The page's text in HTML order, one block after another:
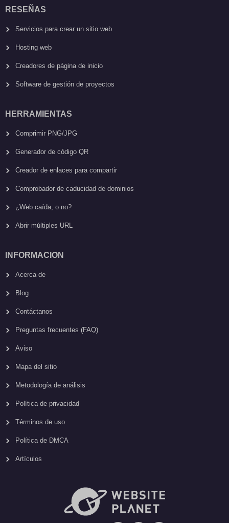
RESEÑAS
Servicios para crear un sitio web
Hosting web
Creadores de página de inicio
Software de gestión de proyectos
HERRAMIENTAS
Comprimir PNG/JPG
Generador de código QR
Creador de enlaces para compartir
Comprobador de caducidad de dominios
¿Web caída, o no?
Abrir múltiples URL
INFORMACION
Acerca de
Blog
Contáctanos
Preguntas frecuentes (FAQ)
Aviso
Mapa del sitio
Metodología de análisis
Política de privacidad
Términos de uso
Política de DMCA
Artículos